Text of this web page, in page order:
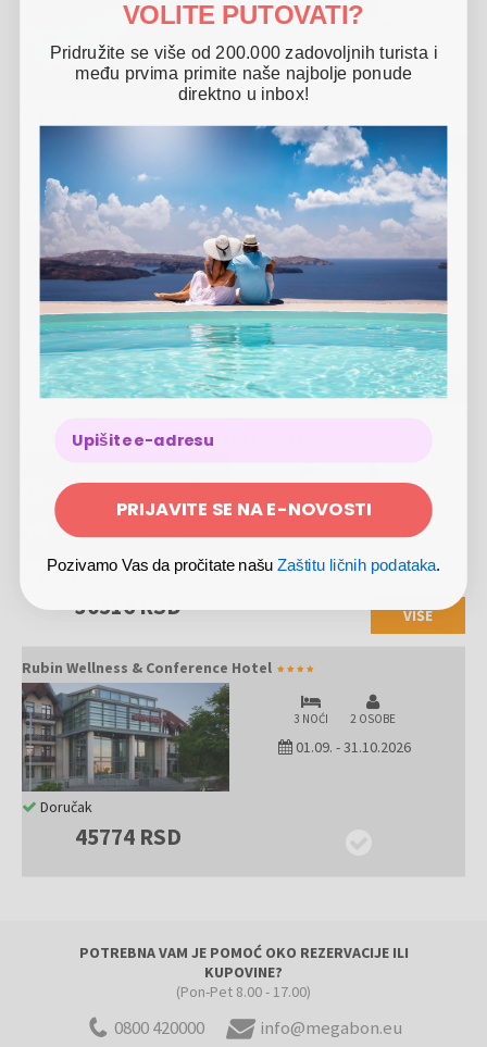
3 NOĆI 2 OSOBE
01.11.-28.12.2026
VIŠE
Rubin Wellness & Conference Hotel
11% 3 NOĆI 2 OSOBE
49765 RSD
44131 RSD VIŠE
Doručak
Rubin Wellness & Conference Hotel
01.09.-31.10.2026
30516 RSD VIŠE
Doručak
Rubin Wellness & Conference Hotel
3 NOĆI 2 OSOBE
01.09. -31.10.2026
45774 RSD
Doručak
POTREBNA VAM JE POMOĆ OKO REZERVACIJE ILI
KUPOVINE?
(Pon-Pet 8.00 - 17.00)
0800 420000 info@megabon.eu
VOLITE PUTOVATI?
Pridružite se više od 200.000 zadovoljnih turista i
među prvima primite naše najbolje ponude
direktno u inbox!
PRIJAVITE SE NA E-NOVOSTI
Pozivamo Vas da pročitate našuZaštitu ličnih podataka.